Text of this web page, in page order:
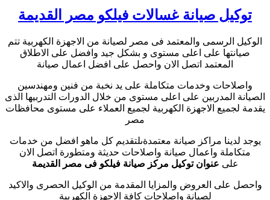
توكيل صيانة غسالات فيلكو مصر القديمة
الوكيل الرسمى والمعتمد فى مصر لصيانة من الاجهزة الكهربية تتم
صيانتها على اعلى مستوى و بشكل جيد وافضل على الاطلاق
المعتمد اتصل الان واحصل على افضل اعمال صيانة
واصلاحات وخدمات متكاملة على يد نخبة من فنين ومهندسين
الصيانة المدربين على اعلى مستوى من خلال الدورات التدربيها الذى
يقدمة لجميع الاجهزة الكهربية لجميع العملاء على مستوى محافظات
مصر
يوجد لدينا مراكز صيانة معتمدةىلتقديم كل ماهو افضل من خدمات
متكاملة واعمال صيانة واصلاحات حديثة ومتطورة اتصل الان
على عنوان توكيل مركز صيانة فيلكو فى مصر القديمة
واحصل على العروض والمزايا المقدمة من الوكيل الحصرى والاكيد
لصيانة واصلاحات كافة الاجهزة الكهربية